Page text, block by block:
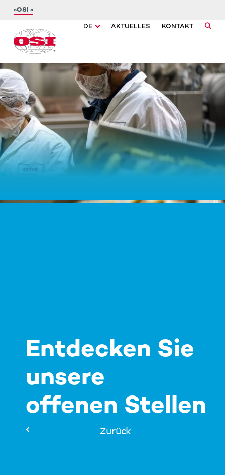
OSI
DE AKTUELLES KONTAKT
Entdecken Sie
unsere
offenen Stellen
Zurück